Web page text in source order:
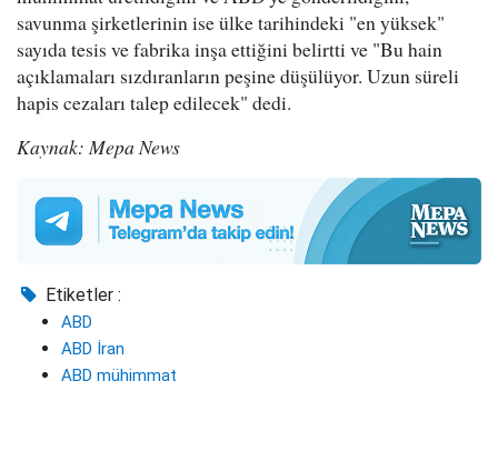
savunma şirketlerinin ise ülke tarihindeki "en yüksek"
sayıda tesis ve fabrika inşa ettiğini belirtti ve "Bu hain
açıklamaları sızdıranların peşine düşülüyor. Uzun süreli
hapis cezaları talep edilecek" dedi.
Kaynak: Mepa News
Etiketler :
ABD
ABD İran
ABD mühimmat